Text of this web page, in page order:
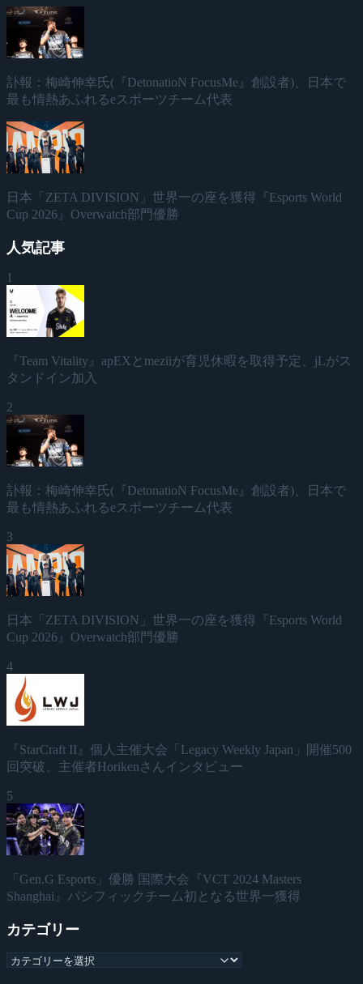
訃報：梅崎伸幸氏(『DetonatioN FocusMe』創設者)、日本で
最も情熱あふれるeスポーツチーム代表
日本「ZETA DIVISION」世界一の座を獲得『Esports World
Cup 2026』Overwatch部門優勝
人気記事
1
『Team Vitality』apEXとmeziiが育児休暇を取得予定、jLがス
タンドイン加入
2
訃報：梅崎伸幸氏(『DetonatioN FocusMe』創設者)、日本で
最も情熱あふれるeスポーツチーム代表
3
日本「ZETA DIVISION」世界一の座を獲得『Esports World
Cup 2026』Overwatch部門優勝
4
『StarCraft II』個人主催大会「Legacy Weekly Japan」開催500
回突破、主催者Horikenさんインタビュー
5
「Gen.G Esports」優勝 国際大会『VCT 2024 Masters
Shanghai』パシフィックチーム初となる世界一獲得
カテゴリー